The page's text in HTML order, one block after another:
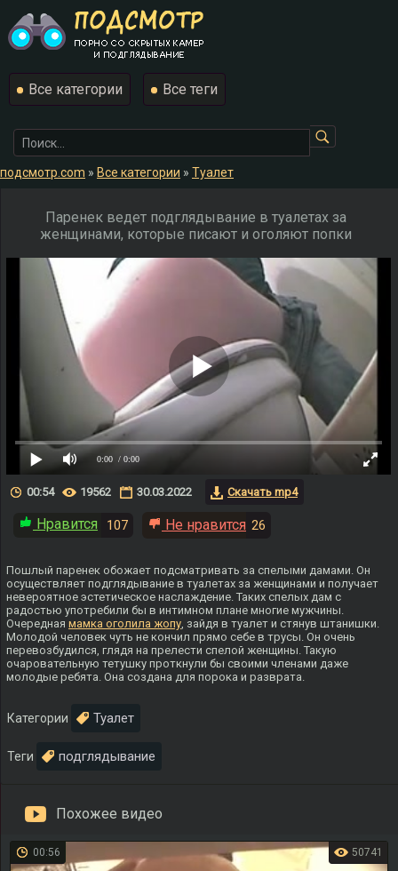
Все категории Все теги
подсмотр.com » Все категории » Туалет
Паренек ведет подглядывание в туалетах за
женщинами, которые писают и оголяют попки
0:00 / 0:00
00:54 19562 30.03.2022 Скачать mp4
Нравится 107 Не нравится 26
Пошлый паренек обожает подсматривать за спелыми дамами. Он
осуществляет подглядывание в туалетах за женщинами и получает
невероятное эстетическое наслаждение. Таких спелых дам с
радостью употребили бы в интимном плане многие мужчины.
Очередная мамка оголила жопу , зайдя в туалет и стянув штанишки.
Молодой человек чуть не кончил прямо себе в трусы. Он очень
перевозбудился, глядя на прелести спелой женщины. Такую
очаровательную тетушку проткнули бы своими членами даже
молодые ребята. Она создана для порока и разврата.
Категории Туалет
Теги подглядывание
Похожее видео
50741
00:56